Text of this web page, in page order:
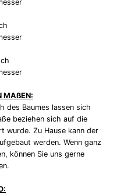
MAßEN:
des Baumes lassen sich
beziehen sich auf die
wurde. Zu Hause kann der
werden. Wenn ganz
können Sie uns gerne